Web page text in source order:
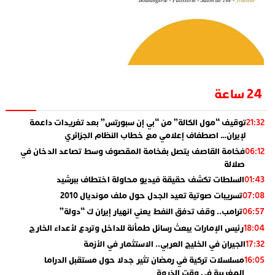
24 ساعة
21:32توقيف “مول الكالة” من “بي إن سبورتس” بعد تغريدات داعمة
لإيران… اصطفاف إعلامي مع خطاب النظام الجزائري
06:12فخامة القاصف يتصل بفخامة المقصوف وسط تصاعد الدخان في
صلالة
01:43السلطات تكشف حقيقة فيديو محاولة اختطاف ببرشيد
07:08تسريبات صوتية تعيد الجدل حول ملف مونديال 2010
06:57ترامب.. وقف تدفق النفط يعني انهيار إيران ك “دولة”
18:04رئيس الإمارات يبعث رسائل طمأنة للداخل وتردع لأعداء الخارج
17:32الجيران في الخليج العربي.. الاستثمار في الأزمة
16:05مسلسلات تركية في رمضان تثير جدلا حول مستقبل الدراما